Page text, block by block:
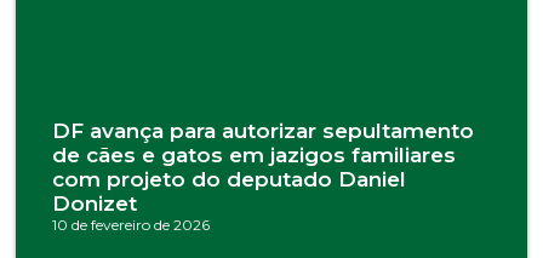
DF avança para autorizar sepultamento
de cães e gatos em jazigos familiares
com projeto do deputado Daniel
Donizet
10 de fevereiro de 2026